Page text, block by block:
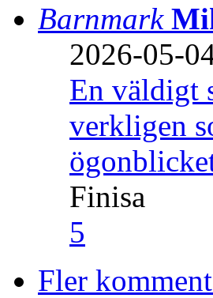
Barnmark
2026-05-
En väldigt
verkligen
Finisa
5
Fler